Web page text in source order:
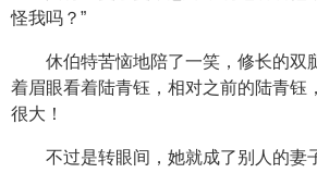
怪我吗？”
休伯特苦恼地陪了一笑，修长的双
着眉眼看着陆青钰，相对之前的陆青钰
很大！
不过是转眼间，她就成了别人的妻